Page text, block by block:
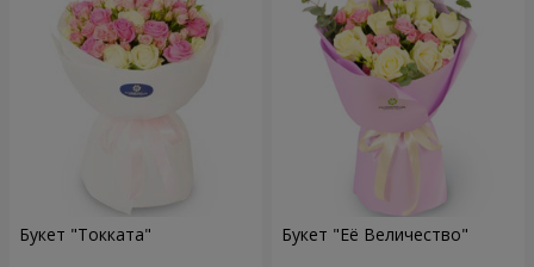
Букет "Токката" Букет "Её Величество"